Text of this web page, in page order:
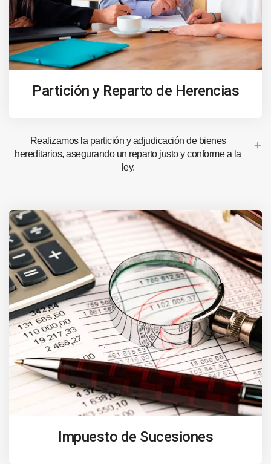
Partición y Reparto de Herencias
Realizamos la partición y adjudicación de bienes
hereditarios, asegurando un reparto justo y conforme a la
ley.
Impuesto de Sucesiones